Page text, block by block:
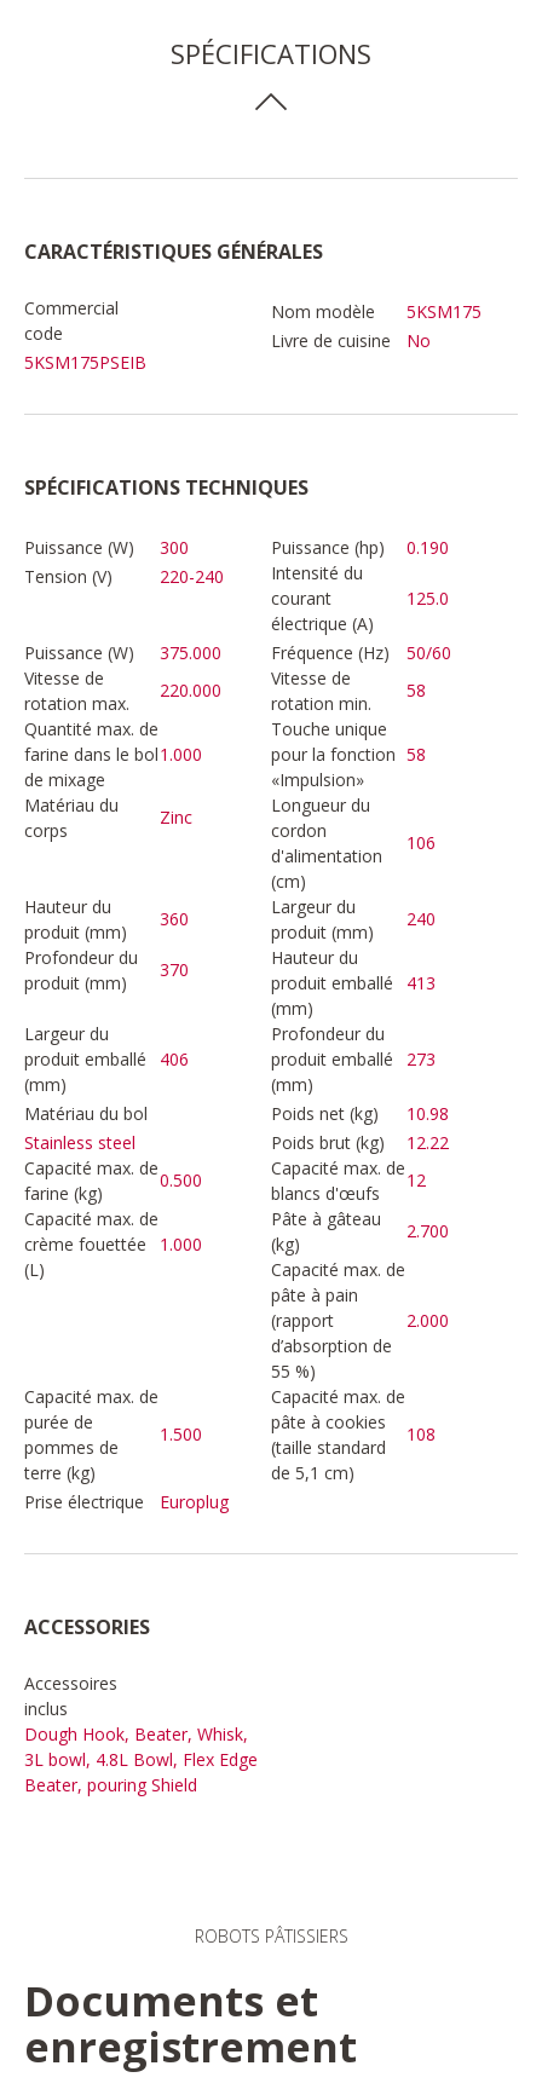
SPÉCIFICATIONS
CARACTÉRISTIQUES GÉNÉRALES
Commercial
code
5KSM175PSEIB
Nom modèle
5KSM175
Livre de cuisine
No
SPÉCIFICATIONS TECHNIQUES
Puissance (W) 300 Puissance (hp)
0.190
Tension (V)
220-240
Intensité du
courant
électrique (A)
125.0
Puissance (W) 375.000 Fréquence (Hz)
50/60
Vitesse de
rotation max.
220.000
Vitesse de
rotation min.
58
Quantité max. de
farine dans le bol
de mixage
1.000
Touche unique
pour la fonction
«Impulsion»
58
Matériau du
corps
Zinc
Longueur du
cordon
d'alimentation
(cm)
106
Hauteur du
produit (mm)
360
Largeur du
produit (mm)
240
Profondeur du
produit (mm)
370
Hauteur du
produit emballé
(mm)
413
Largeur du
produit emballé
(mm)
406
Profondeur du
produit emballé
(mm)
273
Matériau du bol
Stainless steel
Poids net (kg)
10.98
Poids brut (kg)
12.22
Capacité max. de
farine (kg)
0.500
Capacité max. de
blancs d'œufs
12
Capacité max. de
crème fouettée
(L)
1.000
Pâte à gâteau
(kg)
2.700
Capacité max. de
pâte à pain
(rapport
d’absorption de
55 %)
2.000
Capacité max. de
purée de
pommes de
terre (kg)
1.500
Capacité max. de
pâte à cookies
(taille standard
de 5,1 cm)
108
Prise électrique Europlug
ACCESSORIES
Accessoires
inclus
Dough Hook, Beater, Whisk,
3L bowl, 4.8L Bowl, Flex Edge
Beater, pouring Shield
ROBOTS PÂTISSIERS
Documents et
enregistrement